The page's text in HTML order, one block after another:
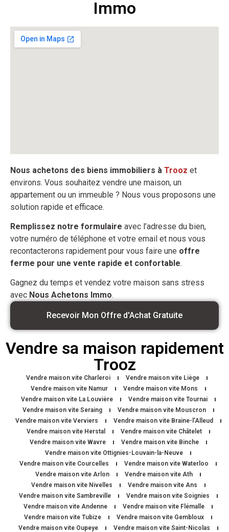
Immo
Nous achetons des biens immobiliers à Trooz et
environs. Vous souhaitez vendre une maison, un
appartement ou un immeuble ? Nous vous proposons une
solution rapide et efficace.
Remplissez notre formulaire avec l’adresse du bien,
votre numéro de téléphone et votre email et nous vous
recontacterons rapidement pour vous faire une offre
ferme pour une vente rapide et confortable.
Gagnez du temps et vendez votre maison sans stress
avec Nous Achetons Immo.
Recevoir Mon Offre d'Achat Gratuite
Vendre sa maison rapidement
Trooz
Vendre maison vite Charleroi
Vendre maison vite Liège
Vendre maison vite Namur
Vendre maison vite Mons
Vendre maison vite La Louvière
Vendre maison vite Tournai
Vendre maison vite Seraing
Vendre maison vite Mouscron
Vendre maison vite Verviers
Vendre maison vite Braine-l’Alleud
Vendre maison vite Herstal
Vendre maison vite Châtelet
Vendre maison vite Wavre
Vendre maison vite Binche
Vendre maison vite Ottignies-Louvain-la-Neuve
Vendre maison vite Courcelles
Vendre maison vite Waterloo
Vendre maison vite Arlon
Vendre maison vite Ath
Vendre maison vite Nivelles
Vendre maison vite Ans
Vendre maison vite Sambreville
Vendre maison vite Soignies
Vendre maison vite Andenne
Vendre maison vite Flémalle
Vendre maison vite Tubize
Vendre maison vite Gembloux
Vendre maison vite Oupeye
Vendre maison vite Saint-Nicolas